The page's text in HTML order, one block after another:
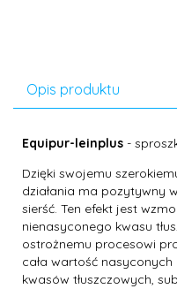
Opis produktu
Equipur-leinplus -
Dzięki swojemu
działania ma pozytywny
sierść. Ten efekt jest
nienasyconego kwasu
ostrożnemu procesowi
cała wartość
kwasów tłuszczowych,